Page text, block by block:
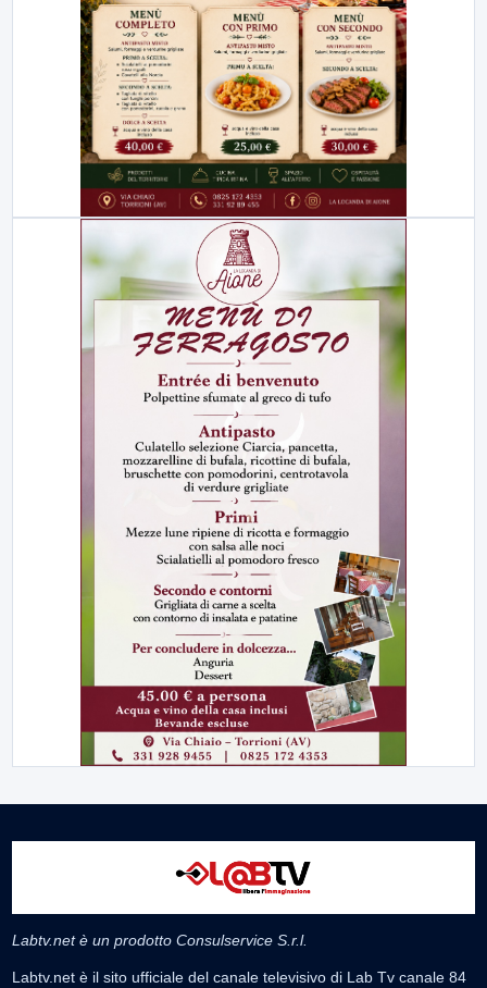
Labtv.net è un prodotto Consulservice S.r.l.
Labtv.net è il sito ufficiale del canale televisivo di Lab Tv canale 84